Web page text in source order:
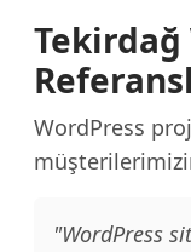
Tekirdağ
WordPress
"WordPress